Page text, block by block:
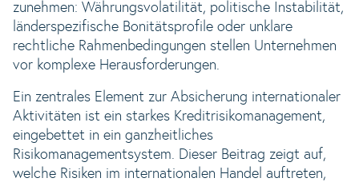
zunehmen: Währungsvolatilität, politische Instabilität,
länderspezifische Bonitätsprofile oder unklare
rechtliche Rahmenbedingungen stellen Unternehmen
vor komplexe Herausforderungen.
Ein zentrales Element zur Absicherung internationaler
Aktivitäten ist ein starkes Kreditrisikomanagement,
eingebettet in ein ganzheitliches
Risikomanagementsystem. Dieser Beitrag zeigt auf,
welche Risiken im internationalen Handel auftreten,